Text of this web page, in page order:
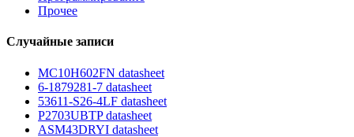
Прочее
Случайные записи
MC10H602FN datasheet
6-1879281-7 datasheet
53611-S26-4LF datasheet
P2703UBTP datasheet
ASM43DRYI datasheet